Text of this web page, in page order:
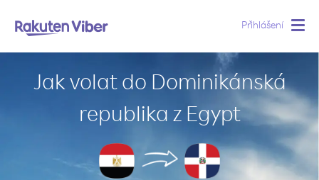
Přihlášení
Jak volat do Dominikánská
republika z Egypt